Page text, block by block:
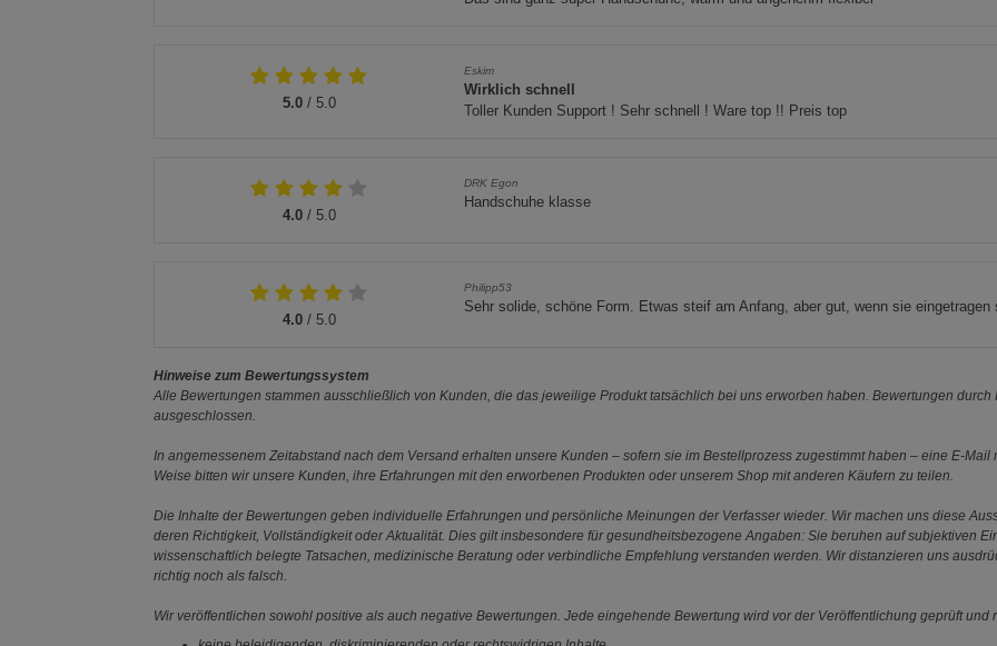
5.0/ 5.0
Eskim
Wirklich schnell
Toller Kunden Support ! Sehr schnell ! Ware top !! Preis top
4.0/ 5.0
DRK Egon
Handschuhe klasse
4.0/ 5.0
Philipp53
Sehr solide, schöne Form. Etwas steif am Anfang, aber gut, wenn sie eingetragen
Hinweise zum Bewertungssystem
Alle Bewertungen stammen ausschließlich von Kunden, die das jeweilige Produkt tatsächlich bei uns erworben haben. Bewertungen
ausgeschlossen.
In angemessenem Zeitabstand nach dem Versand erhalten unsere Kunden – sofern sie im Bestellprozess zugestimmt haben – eine E-
Weise bitten wir unsere Kunden, ihre Erfahrungen mit den erworbenen Produkten oder unserem Shop mit anderen Käufern zu teilen.
Die Inhalte der Bewertungen geben individuelle Erfahrungen und persönliche Meinungen der Verfasser wieder. Wir machen uns diese
deren Richtigkeit, Vollständigkeit oder Aktualität. Dies gilt insbesondere für gesundheitsbezogene Angaben: Sie beruhen auf subjektiven
wissenschaftlich belegte Tatsachen, medizinische Beratung oder verbindliche Empfehlung verstanden werden. Wir distanzieren uns
richtig noch als falsch.
Wir veröffentlichen sowohl positive als auch negative Bewertungen. Jede eingehende Bewertung wird vor der Veröffentlichung geprüft